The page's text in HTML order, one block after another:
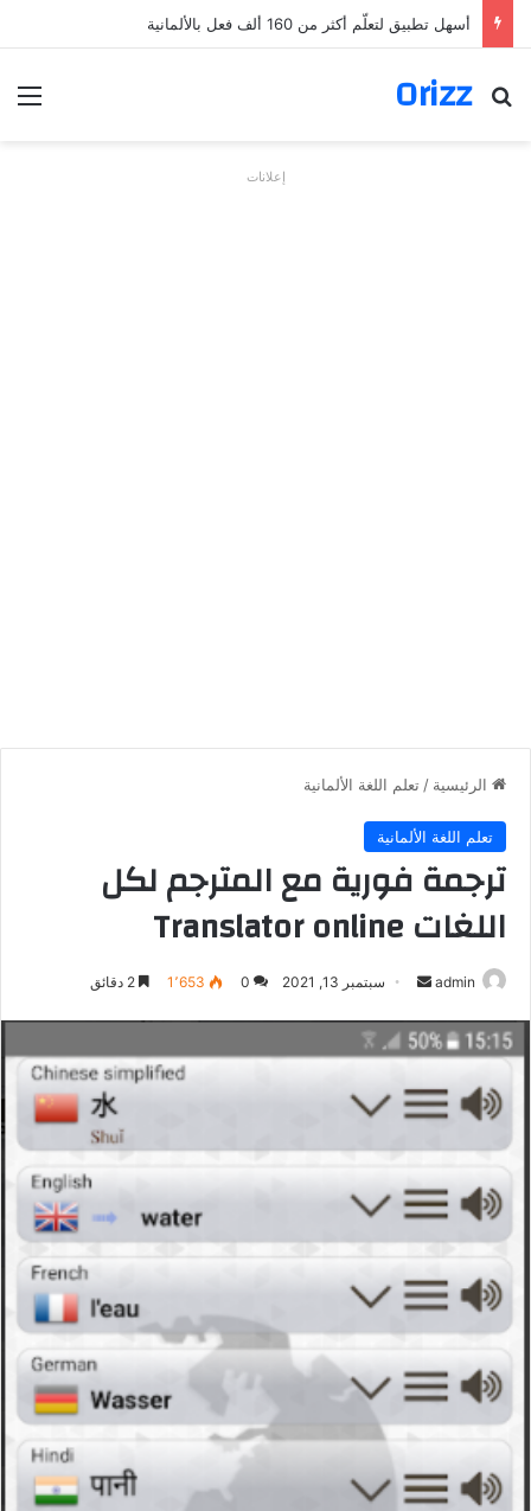
أسهل تطبيق لتعلّم أكثر من 160 ألف فعل بالألمانية
Orizz
بحث عن
إعلانات
الرئيسية / تعلم اللغة الألمانية
تعلم اللغة الألمانية
ترجمة فورية مع المترجم لكل
اللغات Translator online
admin
أرسل
إلكترونيا
سبتمبر 13, 2021 0 1٬653